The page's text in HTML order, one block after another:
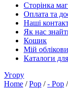
Сторінка
Оплата та
Наші
Як нас
Кошик
Мій
Каталоги
Угору
Home /Pop /- Pop